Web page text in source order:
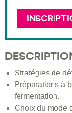
Stratégies de
Préparations à
fermentation.
Choix du mode